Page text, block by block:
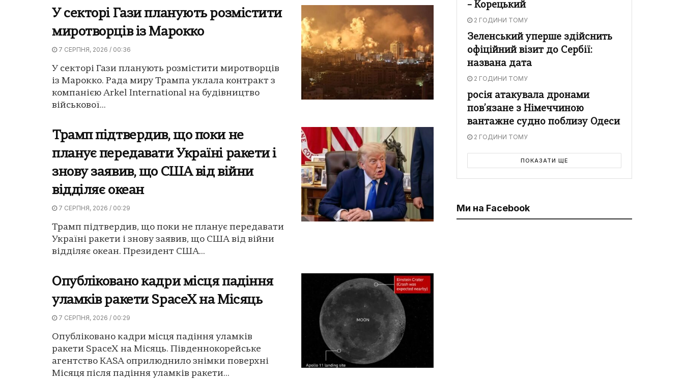
У секторі Гази планують розмістити
миротворців із Марокко
7 СЕРПНЯ, 2026 / 00:36
У секторі Гази планують розмістити миротворців
із Марокко. Рада миру Трампа уклала контракт з
компанією Arkel International на будівництво
військової...
Трамп підтвердив, що поки не
планує передавати Україні ракети і
знову заявив, що США від війни
відділяє океан
7 СЕРПНЯ, 2026 / 00:29
Трамп підтвердив, що поки не планує передавати
Україні ракети і знову заявив, що США від війни
відділяє океан. Президент США...
Опубліковано кадри місця падіння
уламків ракети SpaceX на Місяць
7 СЕРПНЯ, 2026 / 00:29
Опубліковано кадри місця падіння уламків
ракети SpaceX на Місяць. Південнокорейське
агентство KASA оприлюднило знімки поверхні
Місяця після падіння уламків ракети...
– Корецький
2 ГОДИНИ ТОМУ
Зеленський уперше здійснить
офіційний візит до Сербії:
названа дата
2 ГОДИНИ ТОМУ
росія атакувала дронами
пов’язане з Німеччиною
вантажне судно поблизу Одеси
2 ГОДИНИ ТОМУ
ПОКАЗАТИ ЩЕ
Ми на Facebook